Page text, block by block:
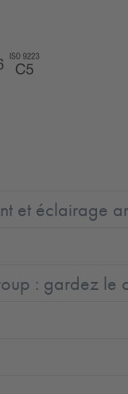
et éclairage
: gardez le